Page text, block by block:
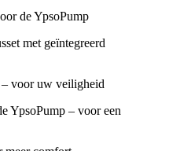
de YpsoPump
met geïntegreerd
voor uw veiligheid
YpsoPump – voor een